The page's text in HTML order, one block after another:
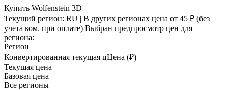
Купить Wolfenstein 3D
Текущий регион: RU | В других регионах цена от 45 ₽ (без
учета ком. при оплате) Выбран предпросмотр цен для
региона:
Регион
Конвертированная текущая цЦена (₽)
Текущая цена
Базовая цена
Все регионы